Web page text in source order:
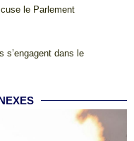
le Parlement
s’engagent dans le